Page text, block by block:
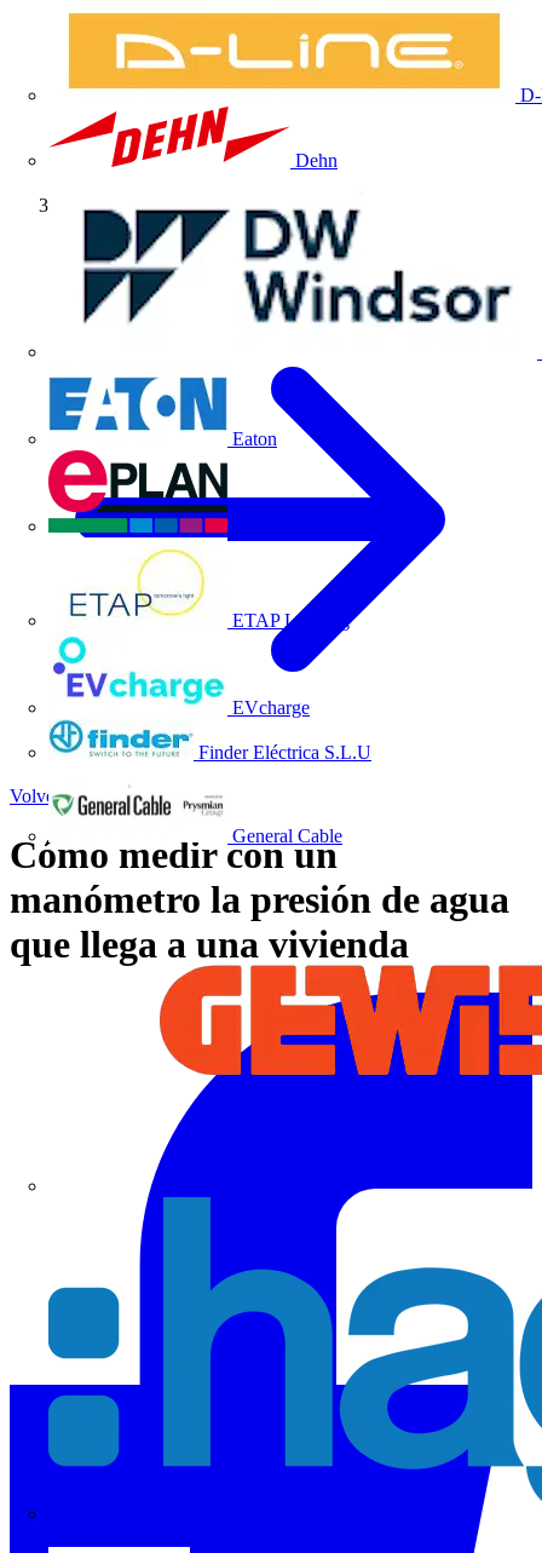
Dehn
Eaton
ETAP Lighting
EVcharge
Finder Eléctrica S.L.U
General Cable
Volti TV
Volver a Noticias
Cómo medir con un
manómetro la presión de agua
que llega a una vivienda